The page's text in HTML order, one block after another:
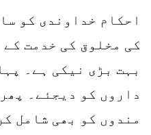
احکام خداوندی کو
کی مخلوق کی خدمت
بہت بڑی نیکی ہے۔
داروں کو دیجئے۔
مندوں کو بھی شامل